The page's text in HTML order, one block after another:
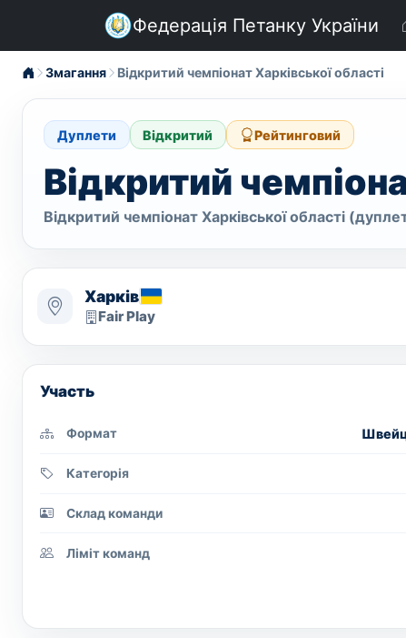
Федерація Петанку України
Змагання Відкритий чемпіонат Харківської області
Дуплети Відкритий Рейтинговий
Відкритий
Відкритий чемпіонат Харківської області
Харків
Fair Play
Участь
Формат
Категорія
Склад команди
Ліміт команд